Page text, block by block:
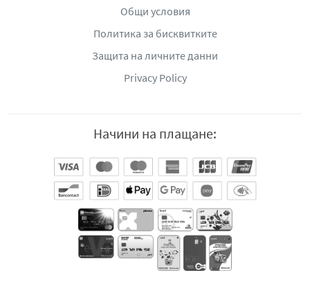
Общи условия
Политика за бисквитките
Защита на личните данни
Privacy Policy
Начини на плащане: